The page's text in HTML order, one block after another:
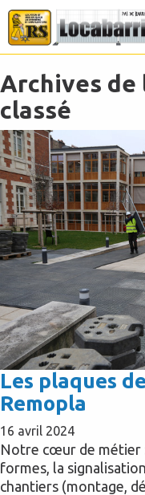
Archives de
classé
Les plaques
Remopla
16 avril 2024
Notre cœur de métier
formes, la
chantiers (montage,